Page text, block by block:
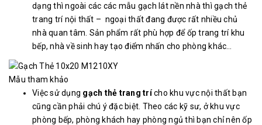
dạng thì ngoài các các mẫu gạch lát nền nhà thì gạch thẻ
trang trí nội thất – ngoại thất đang được rất nhiều chủ
nhà quan tâm. Sản phẩm rất phù hợp để ốp trang trí khu
bếp, nhà về sinh hay tạo điểm nhấn cho phòng khác…
Mẫu tham khảo
Việc sử dụng gạch thẻ trang trícho khu vực nội thất bạn
cũng cần phải chú ý đặc biệt. Theo các kỹ sư, ở khu vực
phòng bếp, phòng khách hay phòng ngủ thì bạn chỉ nên ốp